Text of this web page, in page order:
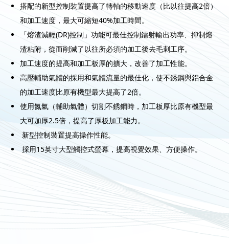
搭配的新型控制裝置提高了轉軸的移動速度（比以往提高2倍）
和加工速度，最大可縮短40%加工時間。
「熔渣減輕(DR)控制」功能可最佳控制鐳射輸出功率、抑制熔
渣粘附，從而削減了以往所必須的加工後去毛刺工序。
加工速度的提高和加工板厚的擴大，改善了加工性能。
高壓輔助氣體的採用和氣體流量的最佳化，使不銹鋼與鋁合金
的加工速度比原有機型最大提高了2倍。
使用氮氣（輔助氣體）切割不銹鋼時，加工板厚比原有機型最
大可加厚2.5倍，提高了厚板加工能力。
新型控制裝置提高操作性能。
採用15英寸大型觸控式螢幕，提高視覺效果、方便操作。